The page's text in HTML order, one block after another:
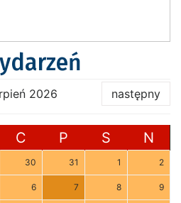
2026 następny
C P S N
30 31 1 2
6 7 8 9